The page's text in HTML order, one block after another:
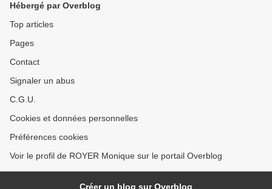
Hébergé par Overblog
Top articles
Pages
Contact
Signaler un abus
C.G.U.
Cookies et données personnelles
Préférences cookies
Voir le profil de ROYER Monique sur le portail Overblog
Créer un blog sur Overblog